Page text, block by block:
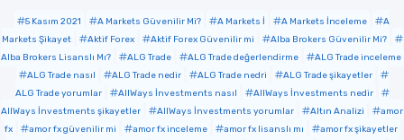
5 Kasım 2021 A Markets Güvenilir Mi? A Markets İ A Markets İnceleme
A
Markets Şikayet
Aktif Forex Aktif Forex Güvenilir mi
Alba Brokers Güvenilir Mi?
Alba Brokers Lisanslı Mı?
ALG Trade ALG Trade değerlendirme
ALG Trade inceleme
ALG Trade nasıl
ALG Trade nedir ALG Trade nedri
ALG Trade şikayetler
ALG Trade yorumlar
AllWays İnvestments nasıl
AllWays İnvestments nedir
AllWays İnvestments şikayetler
AllWays İnvestments yorumlar Altın Analizi
amor
fx
amor fx güvenilir mi amor fx inceleme amor fx lisanslı mı
amor fx şikayetler